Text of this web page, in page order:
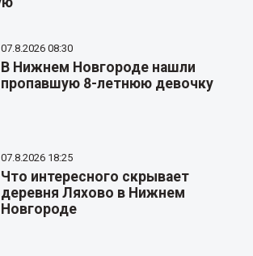
07.8.2026 08:30
В Нижнем Новгороде нашли
пропавшую 8-летнюю девочку
07.8.2026 18:25
Что интересного скрывает
деревня Ляхово в Нижнем
Новгороде